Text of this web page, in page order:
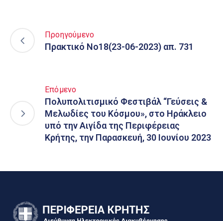
Προηγούμενο
Πρακτικό Νο18(23-06-2023) απ. 731
Επόμενο
Πολυπολιτισμικό Φεστιβάλ “Γεύσεις &
Μελωδίες του Κόσμου», στο Ηράκλειο
υπό την Αιγίδα της Περιφέρειας
Κρήτης, την Παρασκευή, 30 Ιουνίου 2023